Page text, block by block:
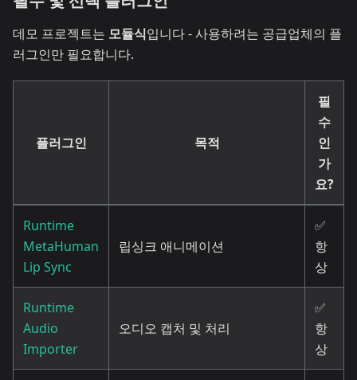
데모 프로젝트는 모듈식입니다 - 사용하려는 공급업체의 플
러그인만 필요합니다.
플러그인 목적
필
수
인
가
요?
Runtime
MetaHuman
Lip Sync
립싱크 애니메이션
✅
항
상
Runtime
Audio
Importer
오디오 캡처 및 처리
✅
항
상